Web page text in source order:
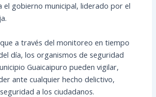
el gobierno municipal, liderado por el
a través del monitoreo en tiempo
día, los organismos de seguridad
Guaicaipuro pueden vigilar,
ante cualquier hecho delictivo,
a los ciudadanos.